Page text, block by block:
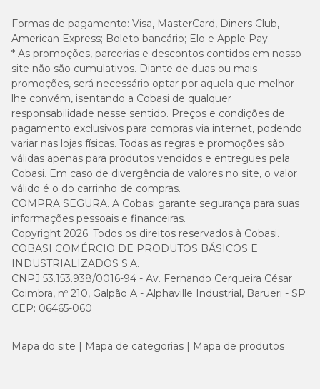
Formas de pagamento: Visa, MasterCard, Diners Club,
American Express; Boleto bancário; Elo e Apple Pay.
* As promoções, parcerias e descontos contidos em nosso
site não são cumulativos. Diante de duas ou mais
promoções, será necessário optar por aquela que melhor
lhe convém, isentando a Cobasi de qualquer
responsabilidade nesse sentido. Preços e condições de
pagamento exclusivos para compras via internet, podendo
variar nas lojas físicas. Todas as regras e promoções são
válidas apenas para produtos vendidos e entregues pela
Cobasi. Em caso de divergência de valores no site, o valor
válido é o do carrinho de compras.
COMPRA SEGURA. A Cobasi garante segurança para suas
informações pessoais e financeiras.
Copyright 2026. Todos os direitos reservados à Cobasi.
COBASI COMÉRCIO DE PRODUTOS BÁSICOS E
INDUSTRIALIZADOS S.A.
CNPJ 53.153.938/0016-94 - Av. Fernando Cerqueira César
Coimbra, nº 210, Galpão A - Alphaville Industrial, Barueri - SP
CEP: 06465-060
Mapa do site Mapa de categorias Mapa de produtos